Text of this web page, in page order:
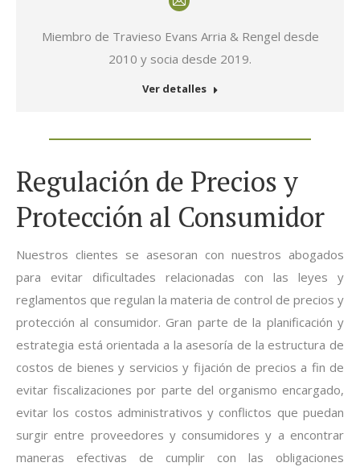
Miembro de Travieso Evans Arria & Rengel desde
2010 y socia desde 2019.
E-
mail
Ver detalles
Regulación de Precios y
Protección al Consumidor
Nuestros clientes se asesoran con nuestros abogados
para evitar dificultades relacionadas con las leyes y
reglamentos que regulan la materia de control de precios y
protección al consumidor. Gran parte de la planificación y
estrategia está orientada a la asesoría de la estructura de
costos de bienes y servicios y fijación de precios a fin de
evitar fiscalizaciones por parte del organismo encargado,
evitar los costos administrativos y conflictos que puedan
surgir entre proveedores y consumidores y a encontrar
maneras efectivas de cumplir con las obligaciones